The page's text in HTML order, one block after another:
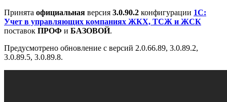
Принята официальная версия 3.0.90.2 конфигурации 1С:
Учет в управляющих компаниях ЖКХ, ТСЖ и ЖСК
поставок ПРОФ и БАЗОВОЙ.
Предусмотрено обновление с версий 2.0.66.89, 3.0.89.2,
3.0.89.5, 3.0.89.8.